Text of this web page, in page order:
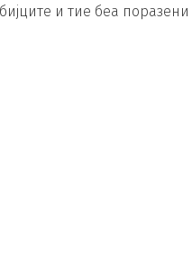
и тие беа поразени